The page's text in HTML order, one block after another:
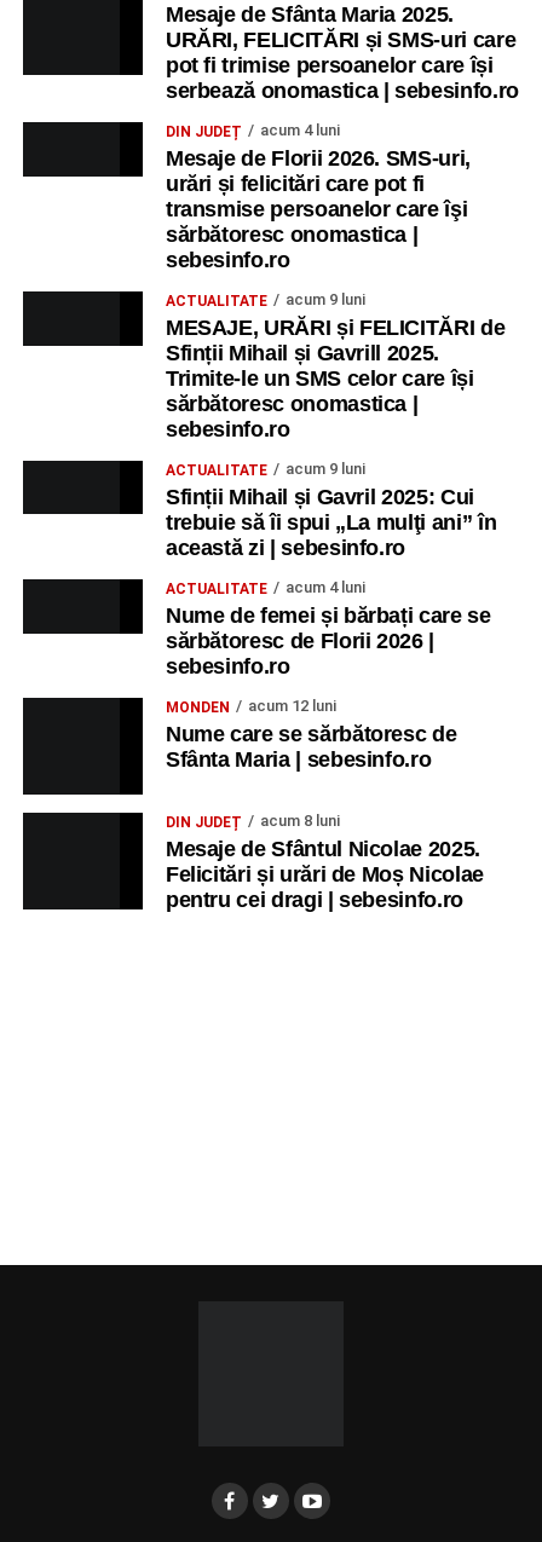
Mesaje de Sfânta Maria 2025.
URĂRI, FELICITĂRI și SMS-uri care
pot fi trimise persoanelor care își
serbează onomastica | sebesinfo.ro
DIN JUDEȚ acum 4 luni
Mesaje de Florii 2026. SMS-uri,
urări și felicitări care pot fi
transmise persoanelor care îşi
sărbătoresc onomastica |
sebesinfo.ro
ACTUALITATE acum 9 luni
MESAJE, URĂRI și FELICITĂRI de
Sfinții Mihail și Gavrill 2025.
Trimite-le un SMS celor care își
sărbătoresc onomastica |
sebesinfo.ro
ACTUALITATE acum 9 luni
Sfinții Mihail și Gavril 2025: Cui
trebuie să îi spui „La mulţi ani” în
această zi | sebesinfo.ro
ACTUALITATE acum 4 luni
Nume de femei și bărbați care se
sărbătoresc de Florii 2026 |
sebesinfo.ro
MONDEN acum 12 luni
Nume care se sărbătoresc de
Sfânta Maria | sebesinfo.ro
DIN JUDEȚ acum 8 luni
Mesaje de Sfântul Nicolae 2025.
Felicitări și urări de Moș Nicolae
pentru cei dragi | sebesinfo.ro